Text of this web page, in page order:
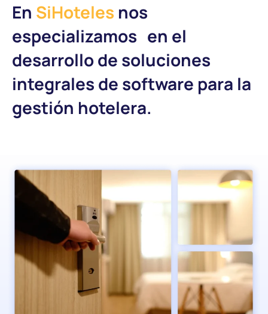
En SiHoteles nos
especializamos en el
desarrollo de soluciones
integrales de software para la
gestión hotelera.